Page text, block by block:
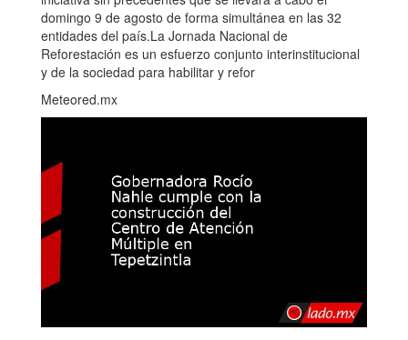
domingo 9 de agosto de forma simultánea en las 32
entidades del país.La Jornada Nacional de
Reforestación es un esfuerzo conjunto interinstitucional
y de la sociedad para habilitar y refor
Meteored.mx